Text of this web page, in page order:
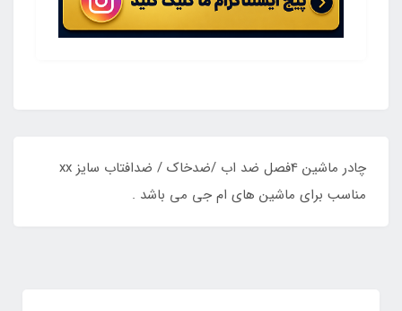
چادر ماشین 4فصل ضد اب /ضدخاک / ضدافتاب سایز xx
مناسب برای ماشین های ام جی می باشد .